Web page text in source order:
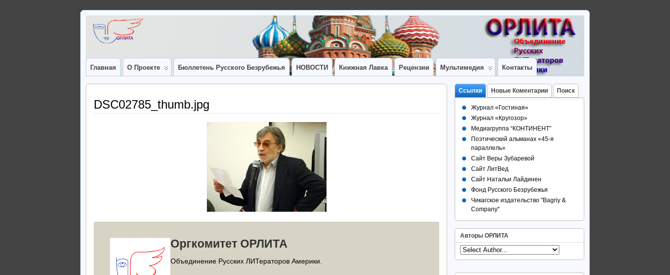
Главная О Проекте Бюллетень Русского Безрубежья НОВОСТИ Книжная Лавка Рецензии Мультимедия Контакты
DSC02785_thumb.jpg
Оргкомитет ОРЛИТА
Объединение Русских ЛИТераторов Америки.
Ссылки Новые Коментарии Поиск
Журнал «Гостиная»
Журнал «Кругозор»
Медиагруппа “КОНТИНЕНТ”
Поэтический альманах «45-я
параллель»
Сайт Веры Зубаревой
Сайт ЛитВед
Сайт Натальи Лайдинен
Фонд Русского Безрубежья
Чикагское издательство "Bagriy &
Company"
Авторы ОРЛИТА